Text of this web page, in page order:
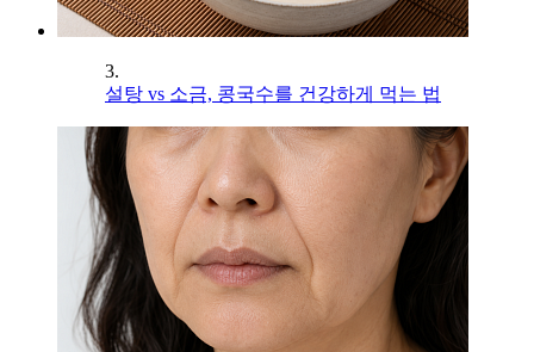
3.
설탕 vs 소금, 콩국수를 건강하게 먹는 법